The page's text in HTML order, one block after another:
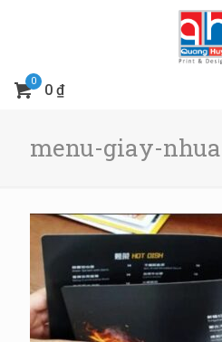
0
0 ₫
menu-giay-nhua